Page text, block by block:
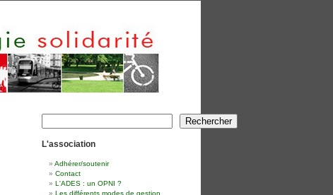
Rechercher Rechercher
L'association
Adhérer/soutenir
Contact
L'ADES : un OPNI ?
Les différents modes de gestion